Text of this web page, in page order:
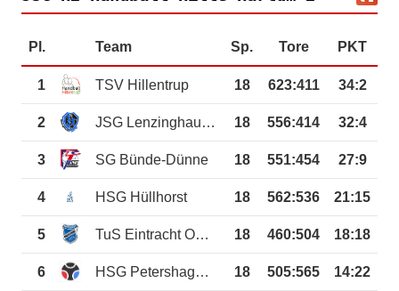
Pl. Team Sp. Tore PKT
1 TSV Hillentrup 18 623:411 34:2
2 JSG Lenzinghausen-Spenge 18 556:414 32:4
3 SG Bünde-Dünne 18 551:454 27:9
4 HSG Hüllhorst 18 562:536 21:15
5 TuS Eintracht Oberlübbe 18 460:504 18:18
6 HSG Petershagen/Lahde 18 505:565 14:22